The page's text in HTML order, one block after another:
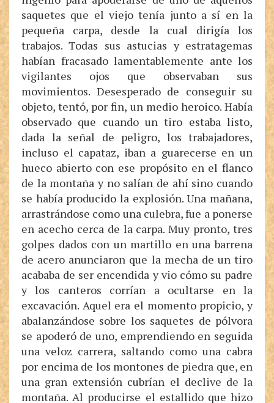
saquetes que el viejo tenía junto a sí en la
pequeña carpa, desde la cual dirigía los
trabajos. Todas sus astucias y estratagemas
habían fracasado lamentablemente ante los
vigilantes ojos que observaban sus
movimientos. Desesperado de conseguir su
objeto, tentó, por fin, un medio heroico. Había
observado que cuando un tiro estaba listo,
dada la señal de peligro, los trabajadores,
incluso el capataz, iban a guarecerse en un
hueco abierto con ese propósito en el flanco
de la montaña y no salían de ahí sino cuando
se había producido la explosión. Una mañana,
arrastrándose como una culebra, fue a ponerse
en acecho cerca de la carpa. Muy pronto, tres
golpes dados con un martillo en una barrena
de acero anunciaron que la mecha de un tiro
acababa de ser encendida y vio cómo su padre
y los canteros corrían a ocultarse en la
excavación. Aquel era el momento propicio, y
abalanzándose sobre los saquetes de pólvora
se apoderó de uno, emprendiendo en seguida
una veloz carrera, saltando como una cabra
por encima de los montones de piedra que, en
una gran extensión cubrían el declive de la
montaña. Al producirse el estallido que hizo